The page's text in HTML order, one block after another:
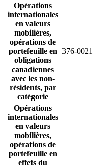
Opérations
internationales
en valeurs
mobilières,
opérations de
portefeuille en
obligations
canadiennes
avec les non-
résidents, par
catégorie
376-0021
Opérations
internationales
en valeurs
mobilières,
opérations de
portefeuille en
effets du